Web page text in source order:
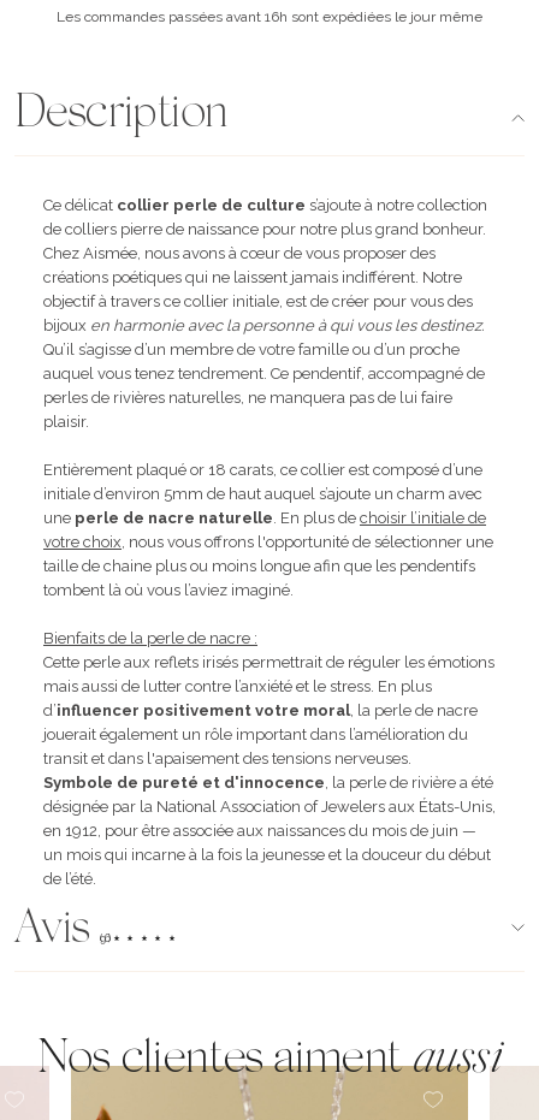
Les commandes passées avant 16h sont expédiées le jour même
Description
Ce délicat collier perle de culture s’ajoute à notre collection
de colliers pierre de naissance pour notre plus grand bonheur.
Chez Aismée, nous avons à cœur de vous proposer des
créations poétiques qui ne laissent jamais indifférent. Notre
objectif à travers ce collier initiale, est de créer pour vous des
bijoux en harmonie avec la personne à qui vous les destinez.
Qu’il s’agisse d’un membre de votre famille ou d’un proche
auquel vous tenez tendrement. Ce pendentif, accompagné de
perles de rivières naturelles, ne manquera pas de lui faire
plaisir.
Entièrement plaqué or 18 carats, ce collier est composé d’une
initiale d’environ 5mm de haut auquel s’ajoute un charm avec
une perle de nacre naturelle . En plus de choisir l’initiale de
votre choix , nous vous offrons l'opportunité de sélectionner une
taille de chaine plus ou moins longue afin que les pendentifs
tombent là où vous l’aviez imaginé.
Bienfaits de la perle de nacre :
Cette perle aux reflets irisés permettrait de réguler les émotions
mais aussi de lutter contre l’anxiété et le stress. En plus
d’influencer positivement votre moral, la perle de nacre
jouerait également un rôle important dans l’amélioration du
transit et dans l'apaisement des tensions nerveuses.
Symbole de pureté et d'innocence , la perle de rivière a été
désignée par la National Association of Jewelers aux États-Unis,
en 1912, pour être associée aux naissances du mois de juin —
un mois qui incarne à la fois la jeunesse et la douceur du début
de l’été.
Avis (96)
Nos clientes aimentaussi